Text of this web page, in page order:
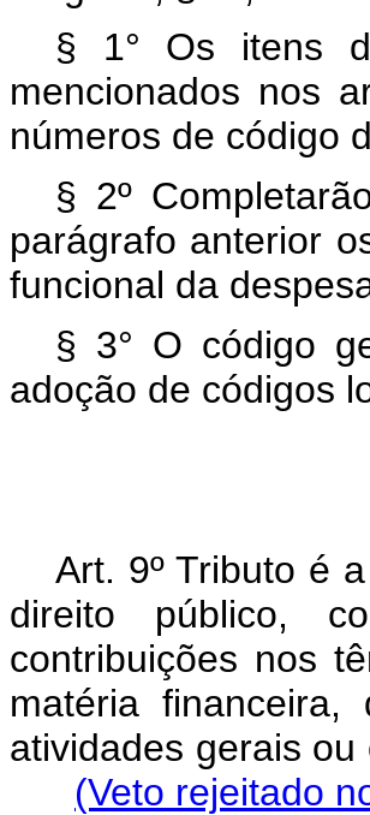
§ 1° Os itens
mencionados nos
números de código
§ 2º
parágrafo anterior
funcional da
§ 3° O código
adoção de códigos
Art. 9º Tributo é
direito público,
contribuições nos
matéria
atividades gerais
(Veto rejeitado